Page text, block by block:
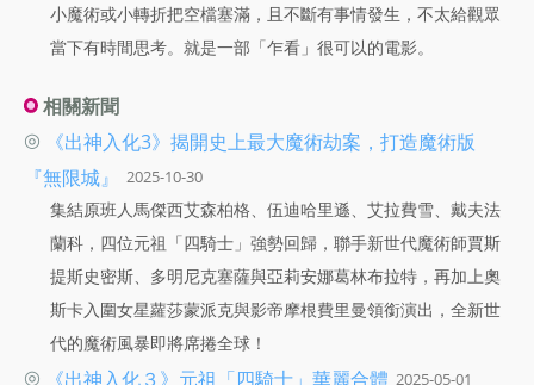
小魔術或小轉折把空檔塞滿，且不斷有事情發生，不太給觀眾
當下有時間思考。就是一部「乍看」很可以的電影。
相關新聞
◎
《出神入化3》揭開史上最大魔術劫案，打造魔術版
『無限城』
2025-10-30
集結原班人馬傑西艾森柏格、伍迪哈里遜、艾拉費雪、戴夫法
蘭科，四位元祖「四騎士」強勢回歸，聯手新世代魔術師賈斯
提斯史密斯、多明尼克塞薩與亞莉安娜葛林布拉特，再加上奧
斯卡入圍女星蘿莎蒙派克與影帝摩根費里曼領銜演出，全新世
代的魔術風暴即將席捲全球！
◎ 《出神入化３》元祖「四騎士」華麗合體 2025-05-01